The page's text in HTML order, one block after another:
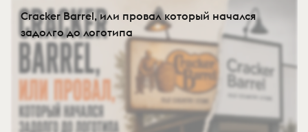
Cracker Barrel, или провал который начался
задолго до логотипа